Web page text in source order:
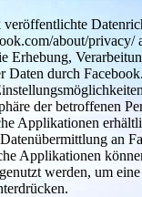
about/privacy/
Erhebung,
Daten durch
der betroffenen
Applikationen
an
Applikationen
werden, um